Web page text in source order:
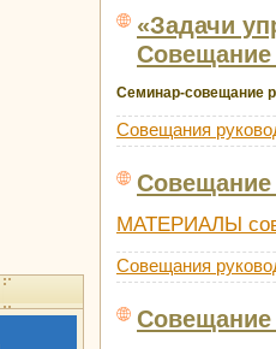
«Задачи
Совещание
Семинар-совещание
Совещания
Совещание
МАТЕРИАЛЫ
Совещания
Совещание